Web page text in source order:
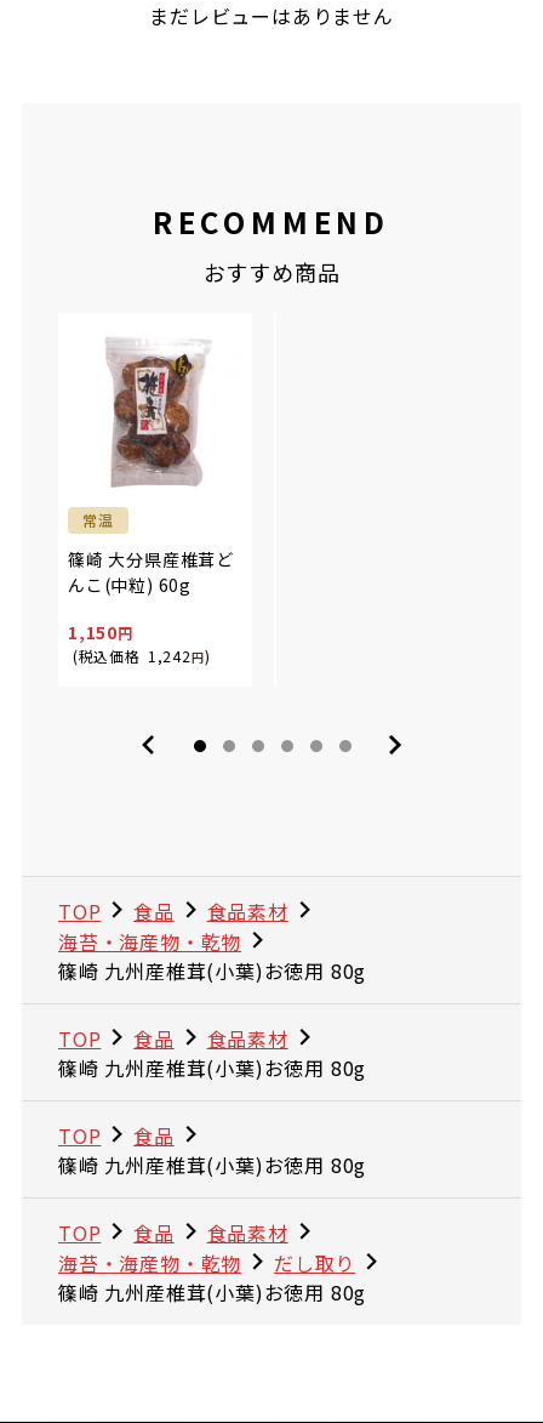
まだレビューはありません
RECOMMEND
おすすめ商品
常温
篠崎 大分県産椎茸ど
んこ(中粒) 60g
1,150
(税込価格 1,242円)
TOP 食品
食品素材
海苔・海産物・乾物
篠崎 九州産椎茸(小葉)お徳用 80g
TOP 食品
食品素材
篠崎 九州産椎茸(小葉)お徳用 80g
TOP
食品
篠崎 九州産椎茸(小葉)お徳用 80g
TOP 食品
食品素材
海苔・海産物・乾物
だし取り
篠崎 九州産椎茸(小葉)お徳用 80g